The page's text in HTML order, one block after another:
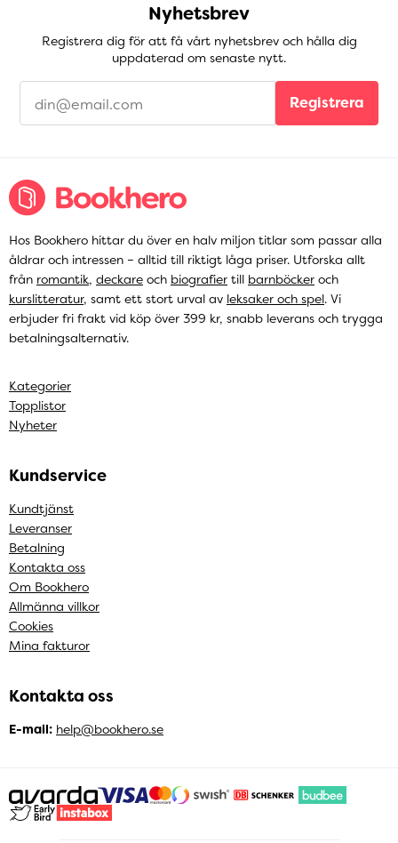
Nyhetsbrev
Registrera dig för att få vårt nyhetsbrev och hålla dig
uppdaterad om senaste nytt.
Registrera
Hos Bookhero hittar du över en halv miljon titlar som passar alla
åldrar och intressen – alltid till riktigt låga priser. Utforska allt
från romantik, deckare och biografier till barnböcker och
kurslitteratur, samt ett stort urval av leksaker och spel. Vi
erbjuder fri frakt vid köp över 399 kr, snabb leverans och trygga
betalningsalternativ.
Kategorier
Topplistor
Nyheter
Kundservice
Kundtjänst
Leveranser
Betalning
Kontakta oss
Om Bookhero
Allmänna villkor
Cookies
Mina fakturor
Kontakta oss
E-mail: help@bookhero.se